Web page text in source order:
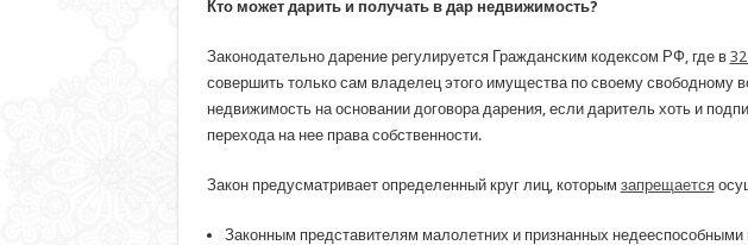
Кто может дарить и получать в дар недвижимость?
Законодательно дарение регулируется Гражданским кодексом РФ, где в
совершить только сам владелец этого имущества по своему свободному
недвижимость на основании договора дарения, если даритель хоть и
перехода на нее права собственности.
Закон предусматривает определенный круг лиц, которым запрещается
Законным представителям малолетних и признанных